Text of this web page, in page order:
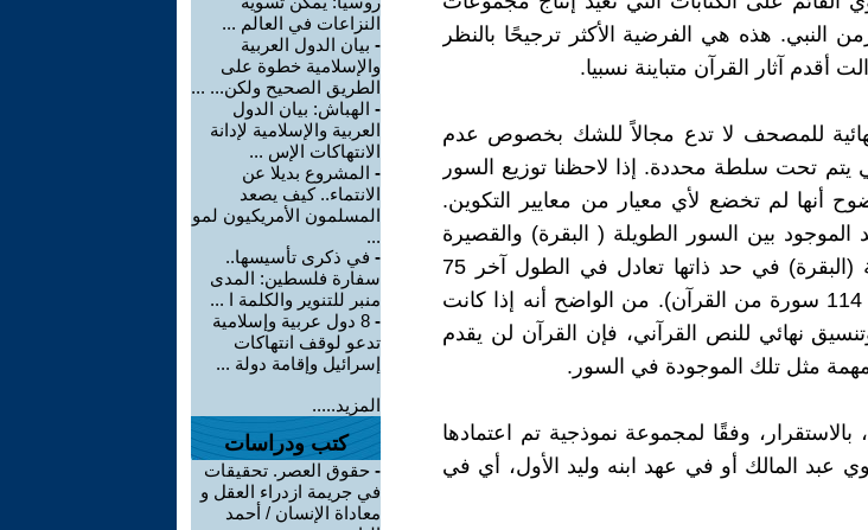
النبي. هذه هي الفرضية الأكثر ترجيحًا بالنظر
أقدم آثار القرآن متباينة نسبيا.
للمصحف لا تدع مجالاً للشك بخصوص عدم
تحت سلطة محددة. إذا لاحظنا توزيع السور
أنها لم تخضع لأي معيار من معايير التكوين.
الموجود بين السور الطويلة ( البقرة) والقصيرة
جدا. كما أن هذه السورة الطويلة (البقرة) في حد ذاتها تعادل في الطول آخر 75
سورة في المصحف (من إجمالي 114 سورة من القرآن). من الواضح أنه إذا كانت
نهائي للنص القرآني، فإن القرآن لن يقدم
مهمة مثل تلك الموجودة في السور.
وفقًا لمجموعة نموذجية تم اعتمادها
عبد المالك أو في عهد ابنه وليد الأول، أي في
النزاعات في العالم ...
- بيان الدول العربية
والإسلامية خطوة على
الطريق الصحيح ولكن... ...
- الهباش: بيان الدول
العربية والإسلامية لإدانة
الانتهاكات الإس ...
- المشروع بديلا عن
الانتماء.. كيف يصعد
المسلمون الأمريكيون لمو
...
- في ذكرى تأسيسها..
سفارة فلسطين: المدى
منبر للتنوير والكلمة ا ...
-
8 دول عربية وإسلامية
تدعو لوقف انتهاكات
إسرائيل وإقامة دولة ...
المزيد.....
كتب ودراسات
- حقوق العصر. تحقيقات
في جريمة ازدراء العقل و
معاداة الإنسان / أحمد